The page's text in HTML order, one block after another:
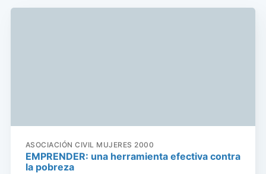
ASOCIACIÓN CIVIL MUJERES 2000
EMPRENDER: una herramienta efectiva contra
la pobreza